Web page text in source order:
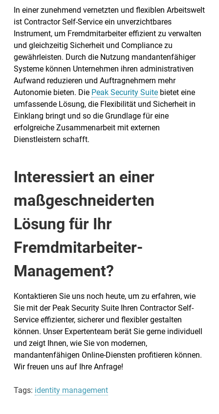
In einer zunehmend vernetzten und flexiblen Arbeitswelt
ist Contractor Self-Service ein unverzichtbares
Instrument, um Fremdmitarbeiter effizient zu verwalten
und gleichzeitig Sicherheit und Compliance zu
gewährleisten. Durch die Nutzung mandantenfähiger
Systeme können Unternehmen ihren administrativen
Aufwand reduzieren und Auftragnehmern mehr
Autonomie bieten. Die Peak Security Suite bietet eine
umfassende Lösung, die Flexibilität und Sicherheit in
Einklang bringt und so die Grundlage für eine
erfolgreiche Zusammenarbeit mit externen
Dienstleistern schafft.
Interessiert an einer
maßgeschneiderten
Lösung für Ihr
Fremdmitarbeiter-
Management?
Kontaktieren Sie uns noch heute, um zu erfahren, wie
Sie mit der Peak Security Suite Ihren Contractor Self-
Service effizienter, sicherer und flexibler gestalten
können. Unser Expertenteam berät Sie gerne individuell
und zeigt Ihnen, wie Sie von modernen,
mandantenfähigen Online-Diensten profitieren können.
Wir freuen uns auf Ihre Anfrage!
Tags: identity management